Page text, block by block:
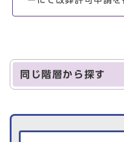
同じ階層から探す
生活情報を探す